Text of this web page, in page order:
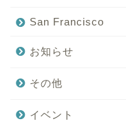
San Francisco
お知らせ
その他
イベント